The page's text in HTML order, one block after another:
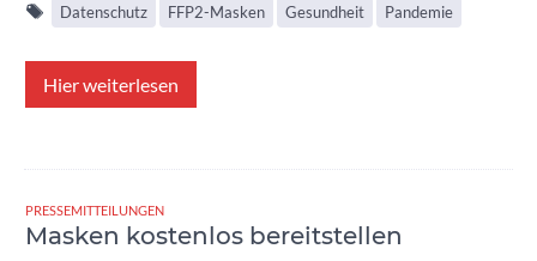
Datenschutz FFP2-Masken Gesundheit Pandemie
Hier weiterlesen
PRESSEMITTEILUNGEN
Masken kostenlos bereitstellen